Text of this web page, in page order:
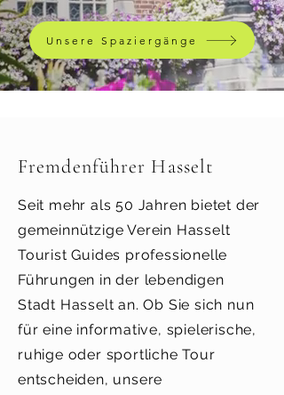
Unsere Spaziergänge
Fremdenführer Hasselt
Seit mehr als 50 Jahren bietet der
gemeinnützige Verein Hasselt
Tourist Guides professionelle
Führungen in der lebendigen
Stadt Hasselt an. Ob Sie sich nun
für eine informative, spielerische,
ruhige oder sportliche Tour
entscheiden, unsere